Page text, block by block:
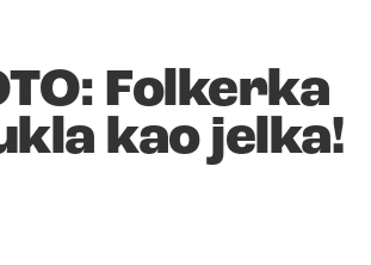
Folkerka
kao jelka!